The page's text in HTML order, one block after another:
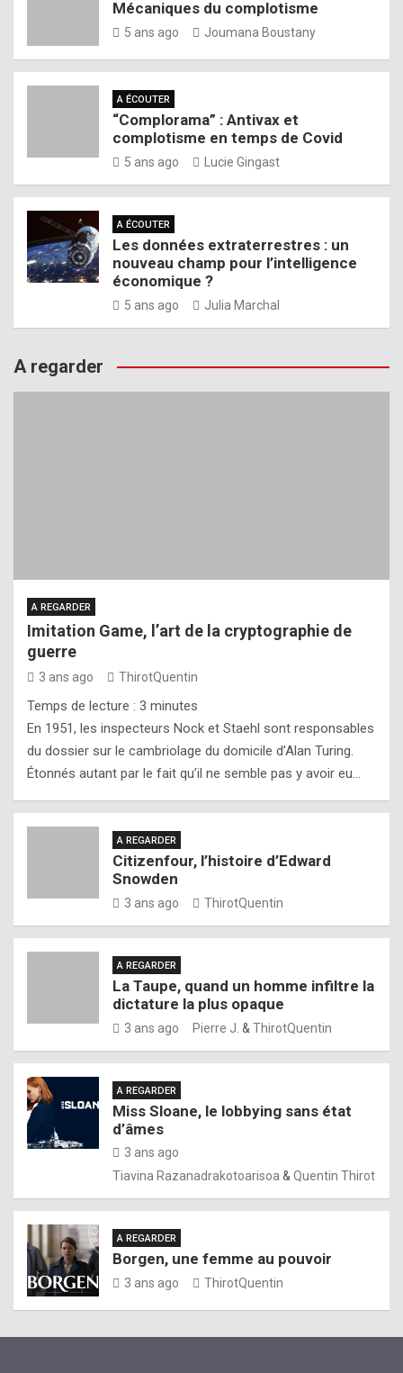
Mécaniques du complotisme
5 ans ago Joumana Boustany
A ÉCOUTER
“Complorama” : Antivax et
complotisme en temps de Covid
5 ans ago Lucie Gingast
A ÉCOUTER
Les données extraterrestres : un
nouveau champ pour l’intelligence
économique ?
5 ans ago Julia Marchal
A regarder
A REGARDER
Imitation Game, l’art de la cryptographie de
guerre
3 ans ago ThirotQuentin
Temps de lecture : 3 minutes
En 1951, les inspecteurs Nock et Staehl sont responsables
du dossier sur le cambriolage du domicile d’Alan Turing.
Étonnés autant par le fait qu’il ne semble pas y avoir eu…
A REGARDER
Citizenfour, l’histoire d’Edward
Snowden
3 ans ago ThirotQuentin
A REGARDER
La Taupe, quand un homme infiltre la
dictature la plus opaque
3 ans ago Pierre J. & ThirotQuentin
A REGARDER
Miss Sloane, le lobbying sans état
d’âmes
3 ans ago
Tiavina Razanadrakotoarisoa & Quentin Thirot
A REGARDER
Borgen, une femme au pouvoir
3 ans ago ThirotQuentin